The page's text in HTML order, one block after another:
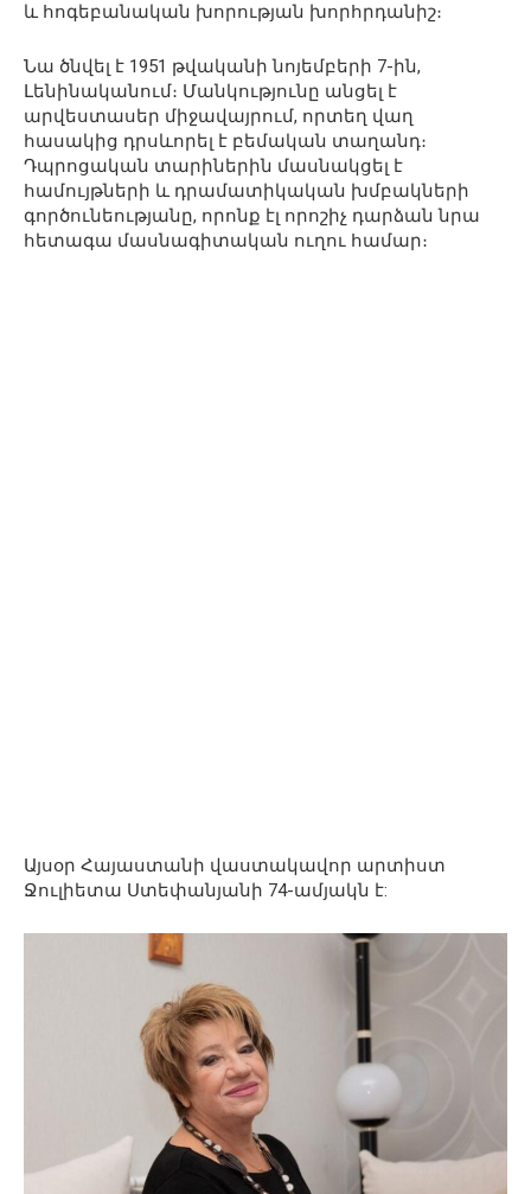
և հոգեբանական խորության խորհրդանիշ։
Նա ծնվել է 1951 թվականի նոյեմբերի 7-ին,
Լենինականում։ Մանկությունը անցել է
արվեստասեր միջավայրում, որտեղ վաղ
հասակից դրսևորել է բեմական տաղանդ։
Դպրոցական տարիներին մասնակցել է
համույթների և դրամատիկական խմբակների
գործունեությանը, որոնք էլ որոշիչ դարձան նրա
հետագա մասնագիտական ուղու համար։
Այսօր Հայաստանի վաստակավոր արտիստ
Ջուլիետա Ստեփանյանի 74-ամյակն է: